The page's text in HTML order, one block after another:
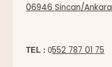
06946 Sincan/Ankara
TEL : 0552 787 01 75